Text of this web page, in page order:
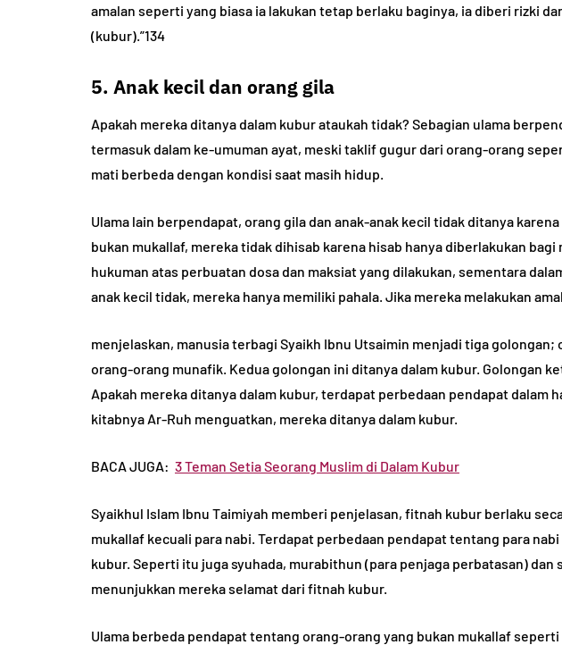
amalan seperti yang biasa ia lakukan tetap berlaku baginya, ia diberi rizki
(kubur).”134
5. Anak kecil dan orang gila
Apakah mereka ditanya dalam kubur ataukah tidak? Sebagian ulama
termasuk dalam ke-umuman ayat, meski taklif gugur dari orang-orang
mati berbeda dengan kondisi saat masih hidup.
Ulama lain berpendapat, orang gila dan anak-anak kecil tidak ditanya
bukan mukallaf, mereka tidak dihisab karena hisab hanya diberlakukan
hukuman atas perbuatan dosa dan maksiat yang dilakukan, sementara
anak kecil tidak, mereka hanya memiliki pahala. Jika mereka melakukan
menjelaskan, manusia terbagi Syaikh Ibnu Utsaimin menjadi tiga
orang-orang munafik. Kedua golongan ini ditanya dalam kubur. Golongan
Apakah mereka ditanya dalam kubur, terdapat perbedaan pendapat dalam
kitabnya Ar-Ruh menguatkan, mereka ditanya dalam kubur.
BACA JUGA: 3 Teman Setia Seorang Muslim di Dalam Kubur
Syaikhul Islam Ibnu Taimiyah memberi penjelasan, fitnah kubur berlaku
mukallaf kecuali para nabi. Terdapat perbedaan pendapat tentang para
kubur. Seperti itu juga syuhada, murabithun (para penjaga perbatasan) dan
menunjukkan mereka selamat dari fitnah kubur.
Ulama berbeda pendapat tentang orang-orang yang bukan mukallaf seperti